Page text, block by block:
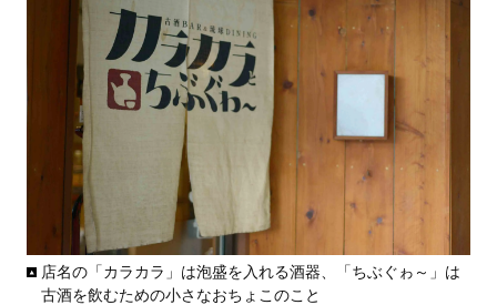
店名の「カラカラ」は泡盛を入れる酒器、「ちぶぐゎ～」は
古酒を飲むための小さなおちょこのこと